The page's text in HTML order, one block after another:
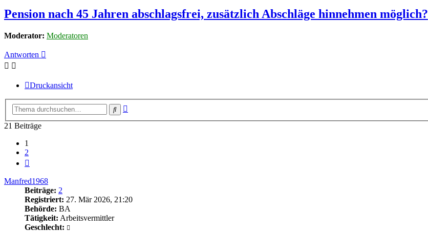
Pension nach 45 Jahren abschlagsfrei, zusätzlich Abschläge hinnehmen möglich?
Moderator: Moderatoren
Antworten
Druckansicht
Suche
21 Beiträge
1
2
Manfred1968
Beiträge: 2
Registriert: 27. Mär 2026, 21:20
Behörde: BA
Tätigkeit: Arbeitsvermittler
Geschlecht: